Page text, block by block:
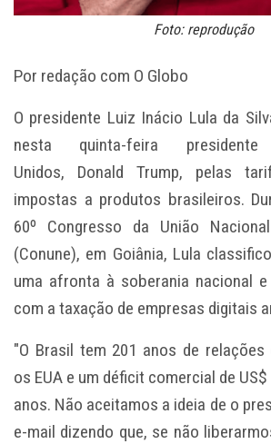
Foto: reprodução
Por redação com O Globo
O presidente Luiz Inácio Lula da
nesta quinta-feira
Unidos, Donald Trump, pelas
impostas a produtos brasileiros.
60º Congresso da União
(Conune), em Goiânia, Lula
uma afronta à soberania nacional
com a taxação de empresas digitais
"O Brasil tem 201 anos de
os EUA e um déficit comercial de
anos. Não aceitamos a ideia de o
e-mail dizendo que, se não